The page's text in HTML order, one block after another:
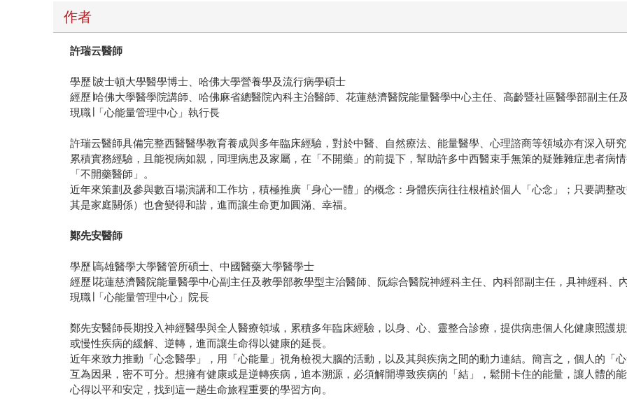
作者
許瑞云醫師
學歷∣波士頓大學醫學博士、哈佛大學營養學及流行病學碩士
經歷∣哈佛大學醫學院講師、哈佛麻省總醫院內科主治醫師、花蓮慈濟醫院能量醫學中心主任、高齡暨社區醫學部副主任
現職∣「心能量管理中心」執行長
許瑞云醫師具備完整西醫醫學教育養成與多年臨床經驗，對於中醫、自然療法、能量醫學、心理諮商等領域亦有深入研
累積實務經驗，且能視病如親，同理病患及家屬，在「不開藥」的前提下，幫助許多中西醫束手無策的疑難雜症患者病
「不開藥醫師」。
近年來策劃及參與數百場演講和工作坊，積極推廣「身心一體」的概念：身體疾病往往根植於個人「心念」；只要調整
其是家庭關係）也會變得和諧，進而讓生命更加圓滿、幸福。
鄭先安醫師
學歷∣高雄醫學大學醫管所碩士、中國醫藥大學醫學士
經歷∣花蓮慈濟醫院能量醫學中心副主任及教學部教學型主治醫師、阮綜合醫院神經科主任、內科部副主任，具神經科、
現職∣「心能量管理中心」院長
鄭先安醫師長期投入神經醫學與全人醫療領域，累積多年臨床經驗，以身、心、靈整合診療，提供病患個人化健康照護
或慢性疾病的緩解、逆轉，進而讓生命得以健康的延長。
近年來致力推動「心念醫學」，用「心能量」視角檢視大腦的活動，以及其與疾病之間的動力連結。簡言之，個人的「
互為因果，密不可分。想擁有健康或是逆轉疾病，追本溯源，必須解開導致疾病的「結」，鬆開卡住的能量，讓人體的
心得以平和安定，找到這一趟生命旅程重要的學習方向。